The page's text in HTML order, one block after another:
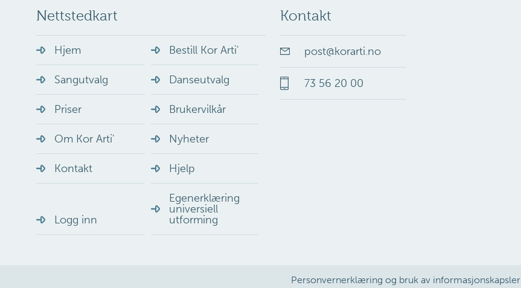
Nettstedkart
Hjem Bestill Kor Arti'
Sangutvalg Danseutvalg
Priser Brukervilkår
Om Kor Arti' Nyheter
Kontakt Hjelp
Logg inn
Egenerklæring
universiell
utforming
Kontakt
post@korarti.no
73 56 20 00
Personvernerklæring og bruk av informasjonskapsler